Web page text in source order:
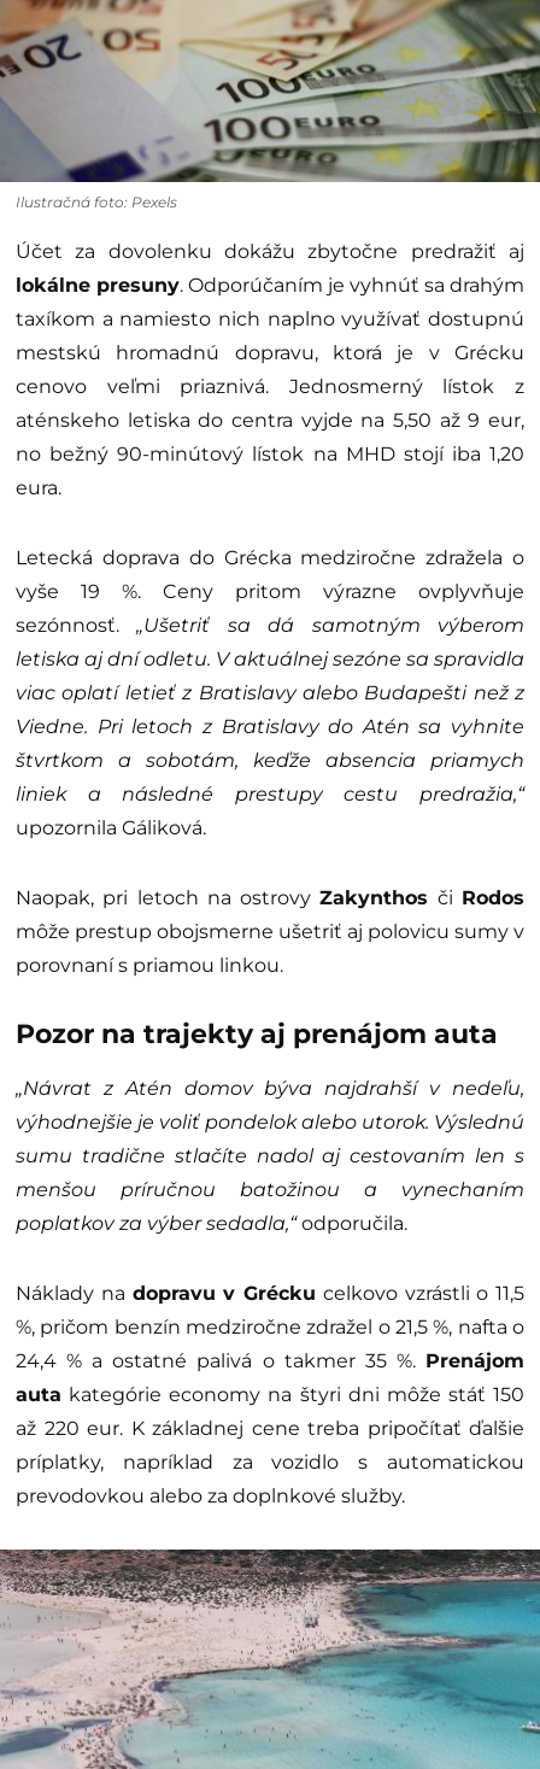
Ilustračná foto: Pexels
Účet za dovolenku dokážu zbytočne predražiť aj
lokálne presuny. Odporúčaním je vyhnúť sa drahým
taxíkom a namiesto nich naplno využívať dostupnú
mestskú hromadnú dopravu, ktorá je v Grécku
cenovo veľmi priaznivá. Jednosmerný lístok z
aténskeho letiska do centra vyjde na 5,50 až 9 eur,
no bežný 90-minútový lístok na MHD stojí iba 1,20
eura.
Letecká doprava do Grécka medziročne zdražela o
vyše 19 %. Ceny pritom výrazne ovplyvňuje
sezónnosť. „Ušetriť sa dá samotným výberom
letiska aj dní odletu. V aktuálnej sezóne sa spravidla
viac oplatí letieť z Bratislavy alebo Budapešti než z
Viedne. Pri letoch z Bratislavy do Atén sa vyhnite
štvrtkom a sobotám, keďže absencia priamych
liniek a následné prestupy cestu predražia,“
upozornila Gáliková.
Naopak, pri letoch na ostrovyZakynthos či Rodos
môže prestup obojsmerne ušetriť aj polovicu sumy v
porovnaní s priamou linkou.
Pozor na trajekty aj prenájom auta
„Návrat z Atén domov býva najdrahší v nedeľu,
výhodnejšie je voliť pondelok alebo utorok. Výslednú
sumu tradične stlačíte nadol aj cestovaním len s
menšou príručnou batožinou a vynechaním
poplatkov za výber sedadla,“odporučila.
Náklady na dopravu v Grécku celkovo vzrástli o 11,5
%, pričom benzín medziročne zdražel o 21,5 %, nafta o
24,4 % a ostatné palivá o takmer 35 %. Prenájom
auta kategórie economy na štyri dni môže stáť 150
až 220 eur. K základnej cene treba pripočítať ďalšie
príplatky, napríklad za vozidlo s automatickou
prevodovkou alebo za doplnkové služby.